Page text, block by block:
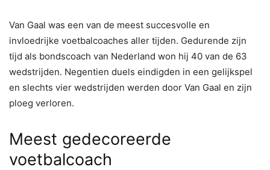
Van Gaal was een van de meest succesvolle en
invloedrijke voetbalcoaches aller tijden. Gedurende zijn
tijd als bondscoach van Nederland won hij 40 van de 63
wedstrijden. Negentien duels eindigden in een gelijkspel
en slechts vier wedstrijden werden door Van Gaal en zijn
ploeg verloren.
Meest gedecoreerde
voetbalcoach